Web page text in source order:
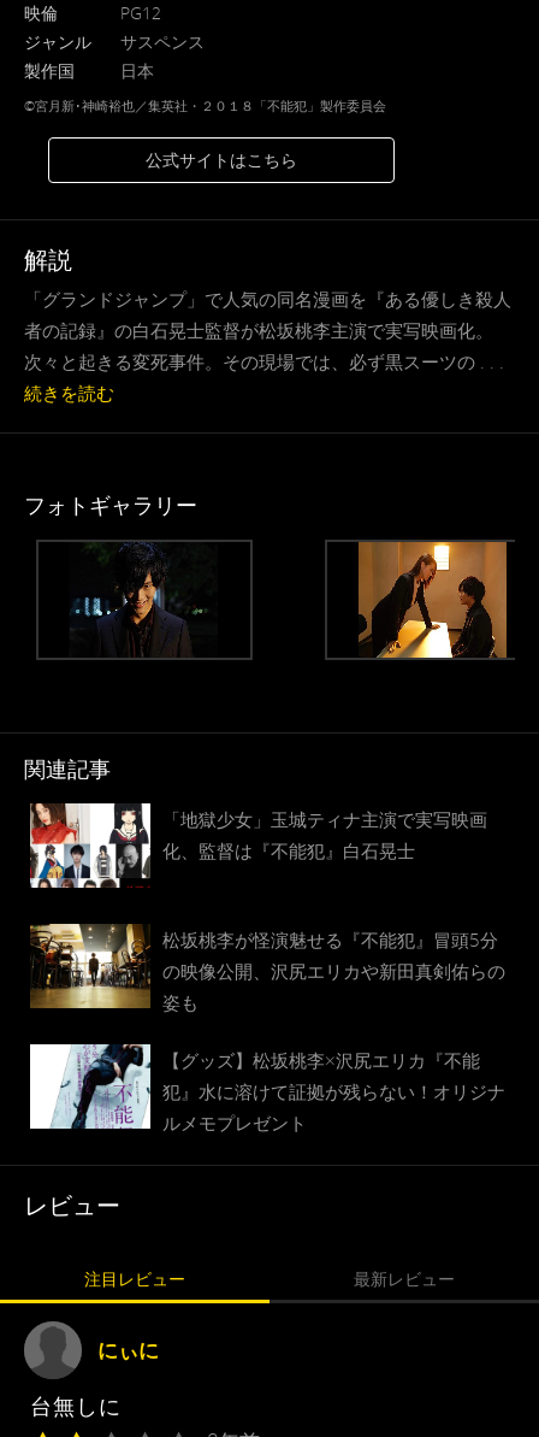
映倫
PG12
ジャンル
サスペンス
製作国
日本
©宮月新･神崎裕也／集英社・２０１８「不能犯」製作委員会
公式サイトはこちら
解説
「グランドジャンプ」で人気の同名漫画を『ある優しき殺人
者の記録』の白石晃士監督が松坂桃李主演で実写映画化。
次々と起きる変死事件。その現場では、必ず黒スーツの . . .
続きを読む
フォトギャラリー
関連記事
「地獄少女」玉城ティナ主演で実写映画
化、監督は『不能犯』白石晃士
松坂桃李が怪演魅せる『不能犯』冒頭5分
の映像公開、沢尻エリカや新田真剣佑らの
姿も
【グッズ】松坂桃李×沢尻エリカ『不能
犯』水に溶けて証拠が残らない！オリジナ
ルメモプレゼント
レビュー
注目レビュー 最新レビュー
にぃに
台無しに